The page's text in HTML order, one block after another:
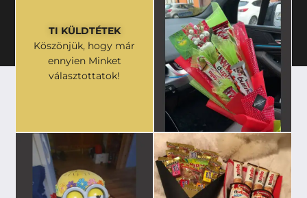
TI KÜLDTÉTEK
Köszönjük, hogy már
ennyien Minket
választottatok!